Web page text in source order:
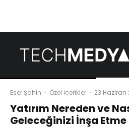
Eser Şahin · Özel İçerikler · 23 Haziran
Yatırım Nereden ve
Geleceğinizi İnşa Etme